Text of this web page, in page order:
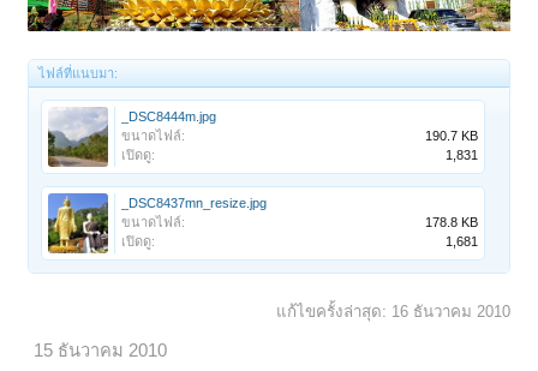
ไฟล์ที่แนบมา:
_DSC8444m.jpg
ขนาดไฟล์:
190.7 KB
เปิดดู:
1,831
_DSC8437mn_resize.jpg
ขนาดไฟล์:
178.8 KB
เปิดดู:
1,681
แก้ไขครั้งล่าสุด: 16 ธันวาคม 2010
15 ธันวาคม 2010